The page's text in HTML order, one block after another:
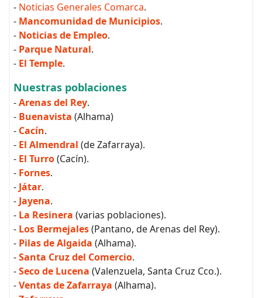
- Noticias Generales Comarca.
- Mancomunidad de Municipios.
- Noticias de Empleo.
- Parque Natural.
- El Temple.
Nuestras poblaciones
-Arenas del Rey.
- Buenavista (Alhama)
- Cacín.
- El Almendral (de Zafarraya).
- El Turro(Cacín).
- Fornes.
- Játar.
- Jayena.
- La Resinera (varias poblaciones).
- Los Bermejales(Pantano, de Arenas del Rey).
- Pilas de Algaida (Alhama).
-Santa Cruz del Comercio.
-Seco de Lucena (Valenzuela, Santa Cruz Cco.).
-Ventas de Zafarraya (Alhama).